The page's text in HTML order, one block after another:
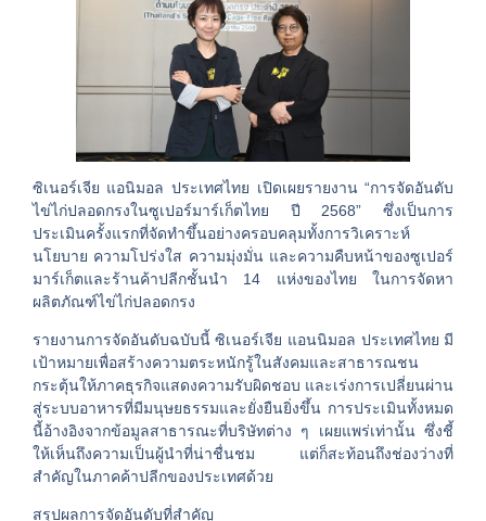
ซิเนอร์เจีย แอนิมอล ประเทศไทย เปิดเผยรายงาน “การจัดอันดับ
ไข่ไก่ปลอดกรงในซูเปอร์มาร์เก็ตไทย ปี 2568” ซึ่งเป็นการ
ประเมินครั้งแรกที่จัดทำขึ้นอย่างครอบคลุมทั้งการวิเคราะห์
นโยบาย ความโปร่งใส ความมุ่งมั่น และความคืบหน้าของซูเปอร์
มาร์เก็ตและร้านค้าปลีกชั้นนำ 14 แห่งของไทย ในการจัดหา
ผลิตภัณฑ์ไข่ไก่ปลอดกรง
รายงานการจัดอันดับฉบับนี้ ซิเนอร์เจีย แอนนิมอล ประเทศไทย มี
เป้าหมายเพื่อสร้างความตระหนักรู้ในสังคมและสาธารณชน
กระตุ้นให้ภาคธุรกิจแสดงความรับผิดชอบ และเร่งการเปลี่ยนผ่าน
สู่ระบบอาหารที่มีมนุษยธรรมและยั่งยืนยิ่งขึ้น การประเมินทั้งหมด
นี้อ้างอิงจากข้อมูลสาธารณะที่บริษัทต่าง ๆ เผยแพร่เท่านั้น ซึ่งชี้
ให้เห็นถึงความเป็นผู้นำที่น่าชื่นชม แต่ก็สะท้อนถึงช่องว่างที่
สำคัญในภาคค้าปลีกของประเทศด้วย
สรุปผลการจัดอันดับที่สำคัญ